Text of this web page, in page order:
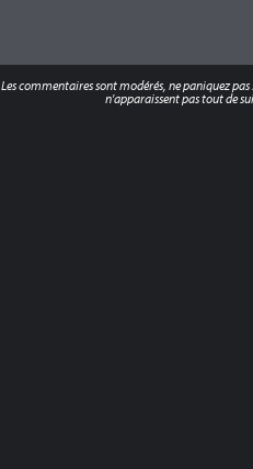
Les commentaires sont modérés, ne paniquez pas
n'apparaissent pas tout de